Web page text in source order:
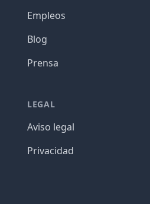
Empleos
Blog
Prensa
LEGAL
Aviso legal
Privacidad